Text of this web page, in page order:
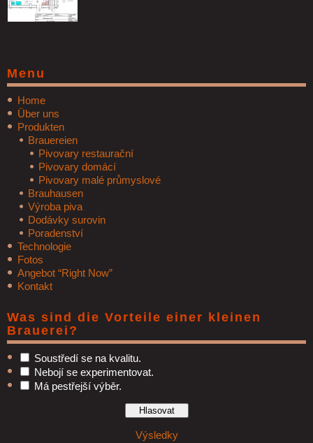
Menu
Home
Über uns
Produkten
Brauereien
Pivovary restaurační
Pivovary domácí
Pivovary malé průmyslové
Brauhausen
Výroba piva
Dodávky surovin
Poradenství
Technologie
Fotos
Angebot “Right Now”
Kontakt
Was sind die Vorteile einer kleinen
Brauerei?
Soustředí se na kvalitu.
Nebojí se experimentovat.
Má pestřejší výběr.
Výsledky